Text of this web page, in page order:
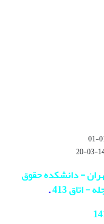
- دانشکده حقوق
.